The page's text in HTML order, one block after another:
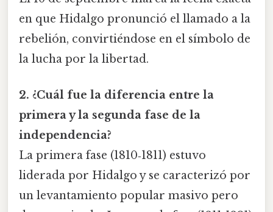
en que Hidalgo pronunció el llamado a la
rebelión, convirtiéndose en el símbolo de
la lucha por la libertad.
2. ¿Cuál fue la diferencia entre la
primera y la segunda fase de la
independencia?
La primera fase (1810‑1811) estuvo
liderada por Hidalgo y se caracterizó por
un levantamiento popular masivo pero